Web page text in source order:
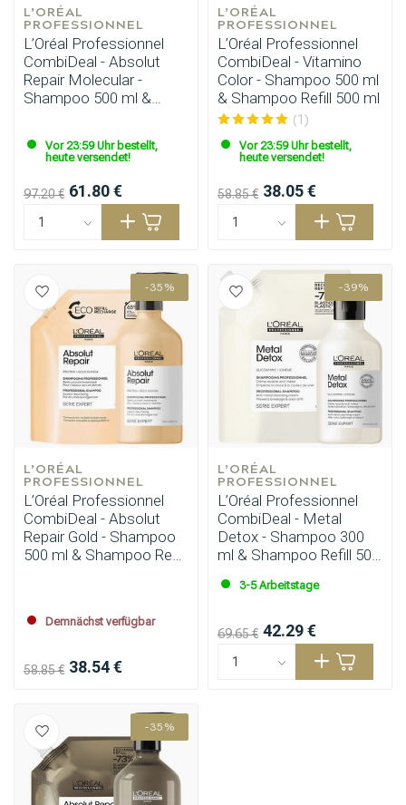
Stylingprodukte
L’ORÉAL
PROFESSIONNEL
L’Oréal Professionnel
CombiDeal - Absolut
Repair Molecular -
Shampoo 500 ml &
Vor 23:59 Uhr bestellt,
heute versendet!
97.20 € 61.80 €
L’ORÉAL
PROFESSIONNEL
L’Oréal Professionnel
CombiDeal - Vitamino
Color - Shampoo 500 ml
& Shampoo Refill 500 ml
(1)
Vor 23:59 Uhr bestellt,
heute versendet!
58.85 € 38.05 €
-35%
L’ORÉAL
PROFESSIONNEL
L’Oréal Professionnel
CombiDeal - Absolut
Repair Gold - Shampoo
500 ml & Shampoo Refill
Demnächst verfügbar
58.85 € 38.54 €
-39%
L’ORÉAL
PROFESSIONNEL
L’Oréal Professionnel
CombiDeal - Metal
Detox - Shampoo 300
ml & Shampoo Refill 500
3-5 Arbeitstage
69.65 € 42.29 €
-35%